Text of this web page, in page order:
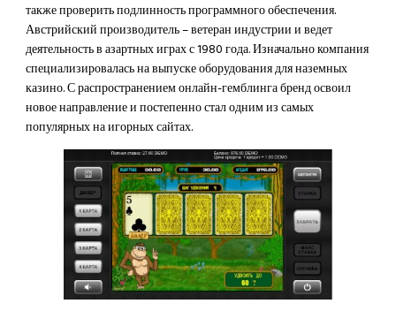
также проверить подлинность программного обеспечения.
Австрийский производитель – ветеран индустрии и ведет
деятельность в азартных играх с 1980 года. Изначально компания
специализировалась на выпуске оборудования для наземных
казино. С распространением онлайн-гемблинга бренд освоил
новое направление и постепенно стал одним из самых
популярных на игорных сайтах.